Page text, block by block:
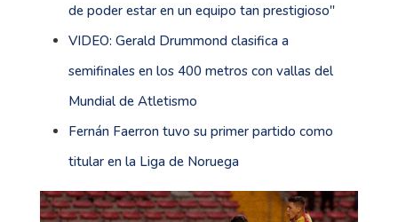
de poder estar en un equipo tan prestigioso''
VIDEO: Gerald Drummond clasifica a
semifinales en los 400 metros con vallas del
Mundial de Atletismo
Fernán Faerron tuvo su primer partido como
titular en la Liga de Noruega